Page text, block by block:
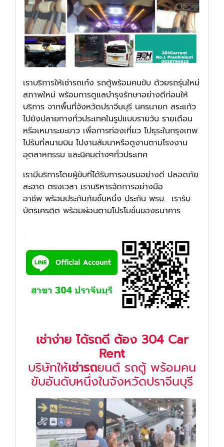
เราบริการให้เช่ารถเก๋ง รถตู้พร้อมคนขับ ด้วยรถรุ่นใหม่
สภาพใหม่ พร้อมการดูแลบำรุงรักษาอย่างดีก่อนให้
บริการ จากพื้นที่จังหวัดปราจีนบุรี นครนายก สระแก้ว
ไปยังปลายทางทั่วประเทศในรูปแบบรายวัน รายเดือน
หรือเหมาระยะยาว เพื่อการท่องเที่ยว ไปธุระในกรุงเทพ
ไปรับที่สนามบิน ไปงานสัมนาหรือดูงานตามโรงงาน
อุตสาหกรรม และนิคมต่างๆทั่วประเทศ
เรามีบริการโดยผู้ขับที่ได้รับการอบรมอย่างดี ปลอดภัย
สะอาด ตรงเวลา เราบริหารจัดการอย่างมือ
อาชีพ พร้อมประกันภัยชั้นหนึ่ง ประกัน พรบ. เรารับ
บัตรเครดิต พร้อมผ่อนตามโปรโมชั่นของธนาคาร
เช่าง่าย ได้รถดี ต้อง 304 Car
Rent
บริษัทให้เช่ารถยนต์ รถตู้ พร้อมคน
ขับอันดับหนึ่งในจังหวัดปราจีนบุรี